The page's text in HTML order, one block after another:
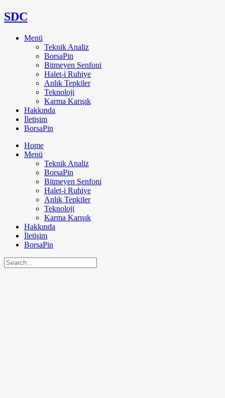
SDC
Menü
Teknik Analiz
BorsaPin
Bitmeyen Senfoni
Halet-i Ruhiye
Anlık Tepkiler
Teknoloji
Karma Karışık
Hakkında
İletişim
BorsaPin
Home
Menü
Teknik Analiz
BorsaPin
Bitmeyen Senfoni
Halet-i Ruhiye
Anlık Tepkiler
Teknoloji
Karma Karışık
Hakkında
İletişim
BorsaPin